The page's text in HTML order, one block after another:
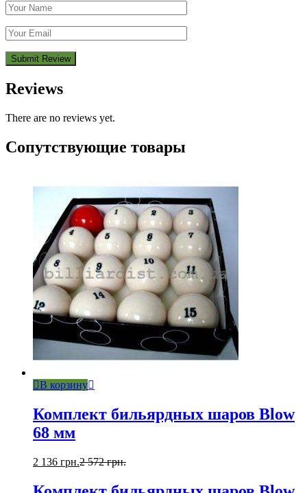
Reviews
There are no reviews yet.
Сопутствующие товары
В корзину
Комплект бильярдных шаров Blow
68 мм
2 136 грн.2 572грн.